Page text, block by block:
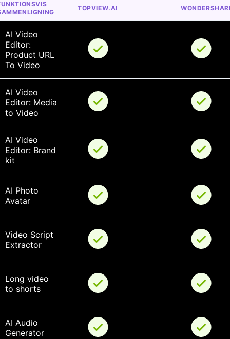
TOPVIEW.AI
AI Video
Editor:
Product URL
To Video
AI Video
Editor: Media
to Video
AI Video
Editor: Brand
kit
AI Photo
Avatar
Video Script
Extractor
Long video
to shorts
AI Audio
Generator